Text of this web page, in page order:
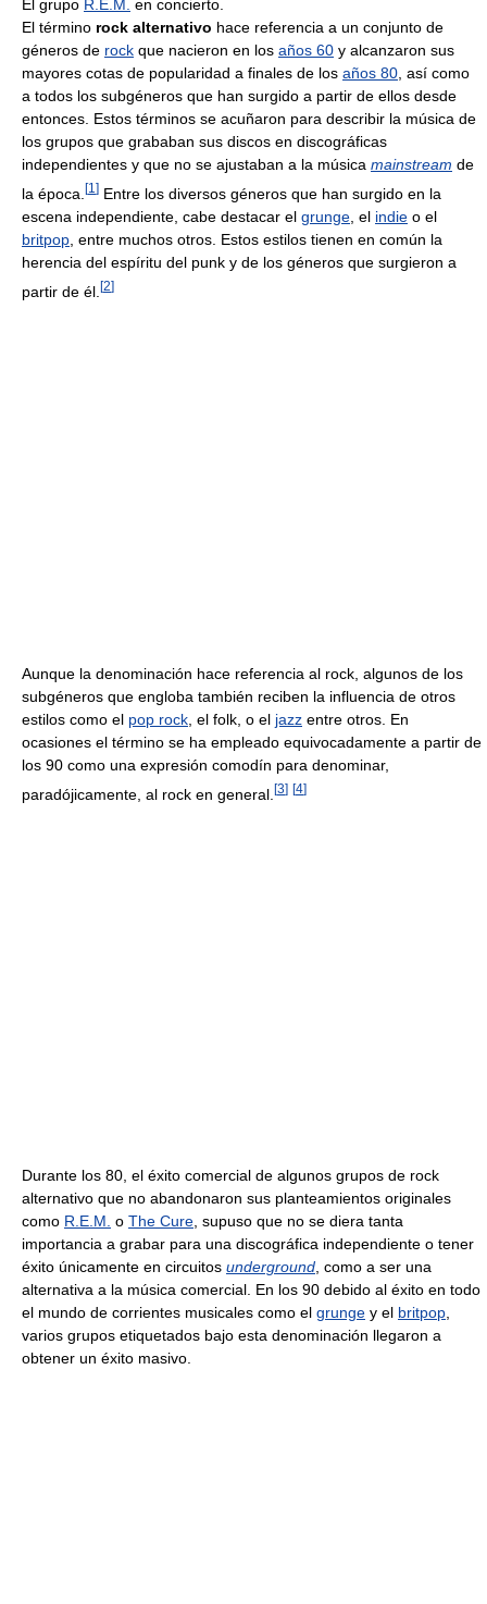
El grupo R.E.M. en concierto.
El término rock alternativo hace referencia a un conjunto de
géneros de rock que nacieron en los años 60 y alcanzaron sus
mayores cotas de popularidad a finales de los años 80, así como
a todos los subgéneros que han surgido a partir de ellos desde
entonces. Estos términos se acuñaron para describir la música de
los grupos que grababan sus discos en discográficas
independientes y que no se ajustaban a la música mainstream de
la época. [1 ] Entre los diversos géneros que han surgido en la
escena independiente, cabe destacar el grunge , el indie o el
britpop , entre muchos otros. Estos estilos tienen en común la
herencia del espíritu del punk y de los géneros que surgieron a
partir de él. [2]
Aunque la denominación hace referencia al rock, algunos de los
subgéneros que engloba también reciben la influencia de otros
estilos como el pop rock , el folk, o el jazz entre otros. En
ocasiones el término se ha empleado equivocadamente a partir de
los 90 como una expresión comodín para denominar,
paradójicamente, al rock en general. [3] [4]
Durante los 80, el éxito comercial de algunos grupos de rock
alternativo que no abandonaron sus planteamientos originales
como R.E.M. o The Cure, supuso que no se diera tanta
importancia a grabar para una discográfica independiente o tener
éxito únicamente en circuitos underground, como a ser una
alternativa a la música comercial. En los 90 debido al éxito en todo
el mundo de corrientes musicales como el grunge y el britpop,
varios grupos etiquetados bajo esta denominación llegaron a
obtener un éxito masivo.